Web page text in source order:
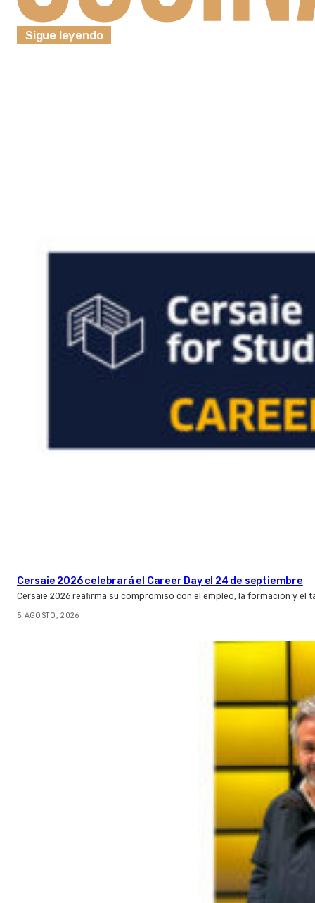
Sigue leyendo
Cersaie 2026 celebrará el Career Day el 24 de septiembre
Cersaie 2026 reafirma su compromiso con el empleo, la formación y el
5 AGOSTO, 2026